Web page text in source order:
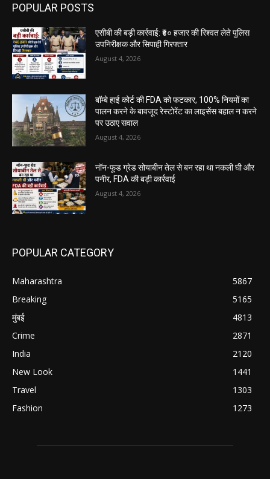
POPULAR POSTS
एसीबी की बड़ी कार्रवाई: ₹४० हजार की रिश्वत लेते पुलिस
उपनिरीक्षक और सिपाही गिरफ्तार
August 4, 2026
बॉम्बे हाई कोर्ट की FDA को फटकार, 100% नियमों का
पालन करने के बावजूद रेस्टोरेंट का लाइसेंस बहाल न करने
पर उठाए सवाल
August 4, 2026
नॉन-फूड ग्रेड सोयाबीन तेल से बन रहा था नकली घी और
पनीर, FDA की बड़ी कार्रवाई
August 4, 2026
POPULAR CATEGORY
Maharashtra
5867
Breaking
5165
मुंबई
4813
Crime
2871
India
2120
New Look
1441
Travel
1303
Fashion
1273